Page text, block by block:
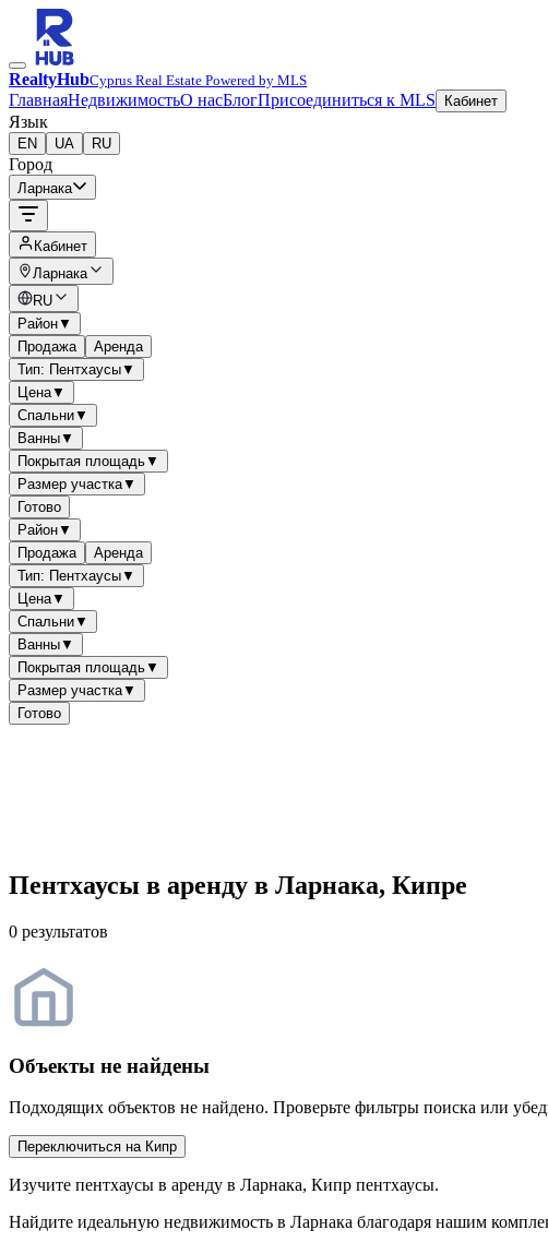
RealtyHubCyprus Real Estate Powered by MLS
ГлавнаяНедвижимостьО насБлогПрисоединиться к MLS Кабинет
Язык
EN UA RU
Город
Ларнака
Кабинет
Ларнака
RU
Район▼
Продажа
Аренда
Тип: Пентхаусы▼
Цена▼
Спальни▼
Ванны▼
Покрытая площадь▼
Размер участка▼
Готово
Район▼
Продажа
Аренда
Тип: Пентхаусы▼
Цена▼
Спальни▼
Ванны▼
Покрытая площадь▼
Размер участка▼
Готово
Пентхаусы в аренду в Ларнака, Кипре
0 результатов
Объекты не найдены
Подходящих объектов не найдено. Проверьте фильтры поиска или
Переключиться на Кипр
Изучите пентхаусы в аренду в Ларнака, Кипр пентхаусы.
Найдите идеальную недвижимость в Ларнака благодаря нашим